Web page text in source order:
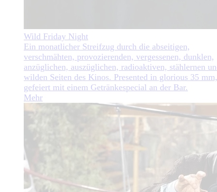
Wild Friday Night
Ein monatlicher Streifzug durch die abseitigen,
verschmähten, provozierenden, vergessenen, dunklen,
anzüglichen, auszüglichen, radioaktiven, stählernen
wilden Seiten des Kinos. Presented in glorious 35 mm,
gefeiert mit einem Getränkespecial an der Bar.
Mehr